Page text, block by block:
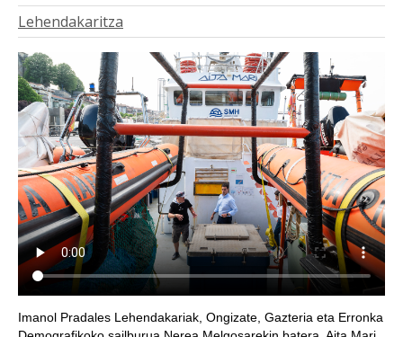
Lehendakaritza
Imanol Pradales Lehendakariak, Ongizate, Gazteria eta Erronka